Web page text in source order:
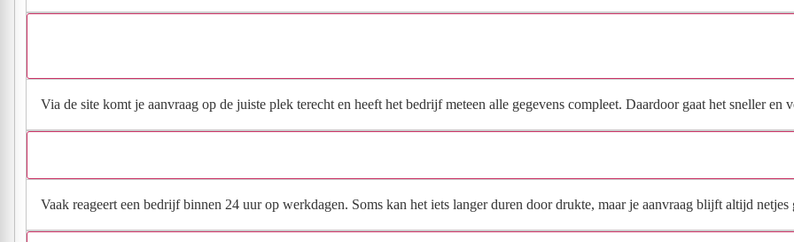
Via de site komt je aanvraag op de juiste plek terecht en heeft het bedrijf meteen alle gegevens compleet. Daardoor gaat het sneller en
Vaak reageert een bedrijf binnen 24 uur op werkdagen. Soms kan het iets langer duren door drukte, maar je aanvraag blijft altijd netjes